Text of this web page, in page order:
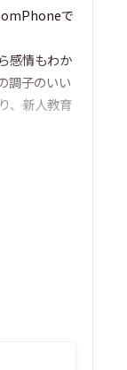
で
感情もわか
調子のいい
、新人教育